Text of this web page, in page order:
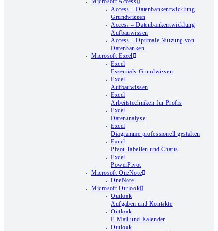
Microsoft Access
Access – Datenbankentwicklung
Grundwissen
Access – Datenbankentwicklung
Aufbauwissen
Access – Optimale Nutzung von
Datenbanken
Microsoft Excel
Excel
Essentials Grundwissen
Excel
Aufbauwissen
Excel
Arbeitstechniken für Profis
Excel
Datenanalyse
Excel
Diagramme professionell gestalten
Excel
Pivot-Tabellen und Charts
Excel
PowerPivot
Microsoft OneNote
OneNote
Microsoft Outlook
Outlook
Aufgaben und Kontakte
Outlook
E-Mail und Kalender
Outlook